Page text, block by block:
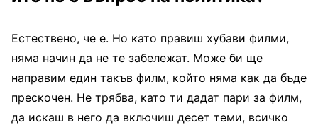
Естествено, че е. Но като правиш хубави филми,
няма начин да не те забележат. Може би ще
направим един такъв филм, който няма как да бъде
прескочен. Не трябва, като ти дадат пари за филм,
да искаш в него да включиш десет теми, всичко